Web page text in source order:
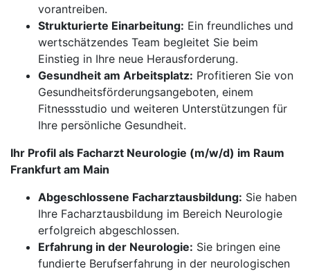
vorantreiben.
Strukturierte Einarbeitung: Ein freundliches und
wertschätzendes Team begleitet Sie beim
Einstieg in Ihre neue Herausforderung.
Gesundheit am Arbeitsplatz: Profitieren Sie von
Gesundheitsförderungsangeboten, einem
Fitnessstudio und weiteren Unterstützungen für
Ihre persönliche Gesundheit.
Ihr Profil als Facharzt Neurologie (m/w/d) im Raum
Frankfurt am Main
Abgeschlossene Facharztausbildung: Sie haben
Ihre Facharztausbildung im Bereich Neurologie
erfolgreich abgeschlossen.
Erfahrung in der Neurologie: Sie bringen eine
fundierte Berufserfahrung in der neurologischen